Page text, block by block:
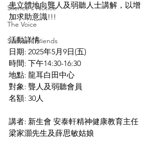
Silence's Notice
The Voice
Silence’s Friends
患立體地向聾人及弱聽人士講解，以增
加求助意識!!!
活動詳情:
日期: 2025年5月9日(五)
時間: 下午14:30-16:30
地點: 龍耳白田中心
對象: 聾人及弱聽會員
名額: 30人
講者: 新生會 安泰軒精神健康教育主任
梁家灝先生及薛思敏姑娘